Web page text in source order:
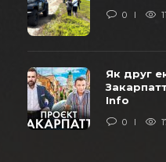
0
Як друг
Info
0